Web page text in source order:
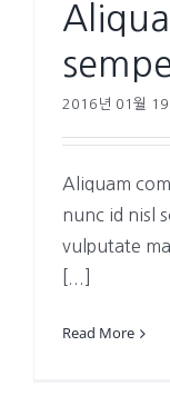
2016년 01월 19
Aliquam
nunc id nisl
vulputate
Read More